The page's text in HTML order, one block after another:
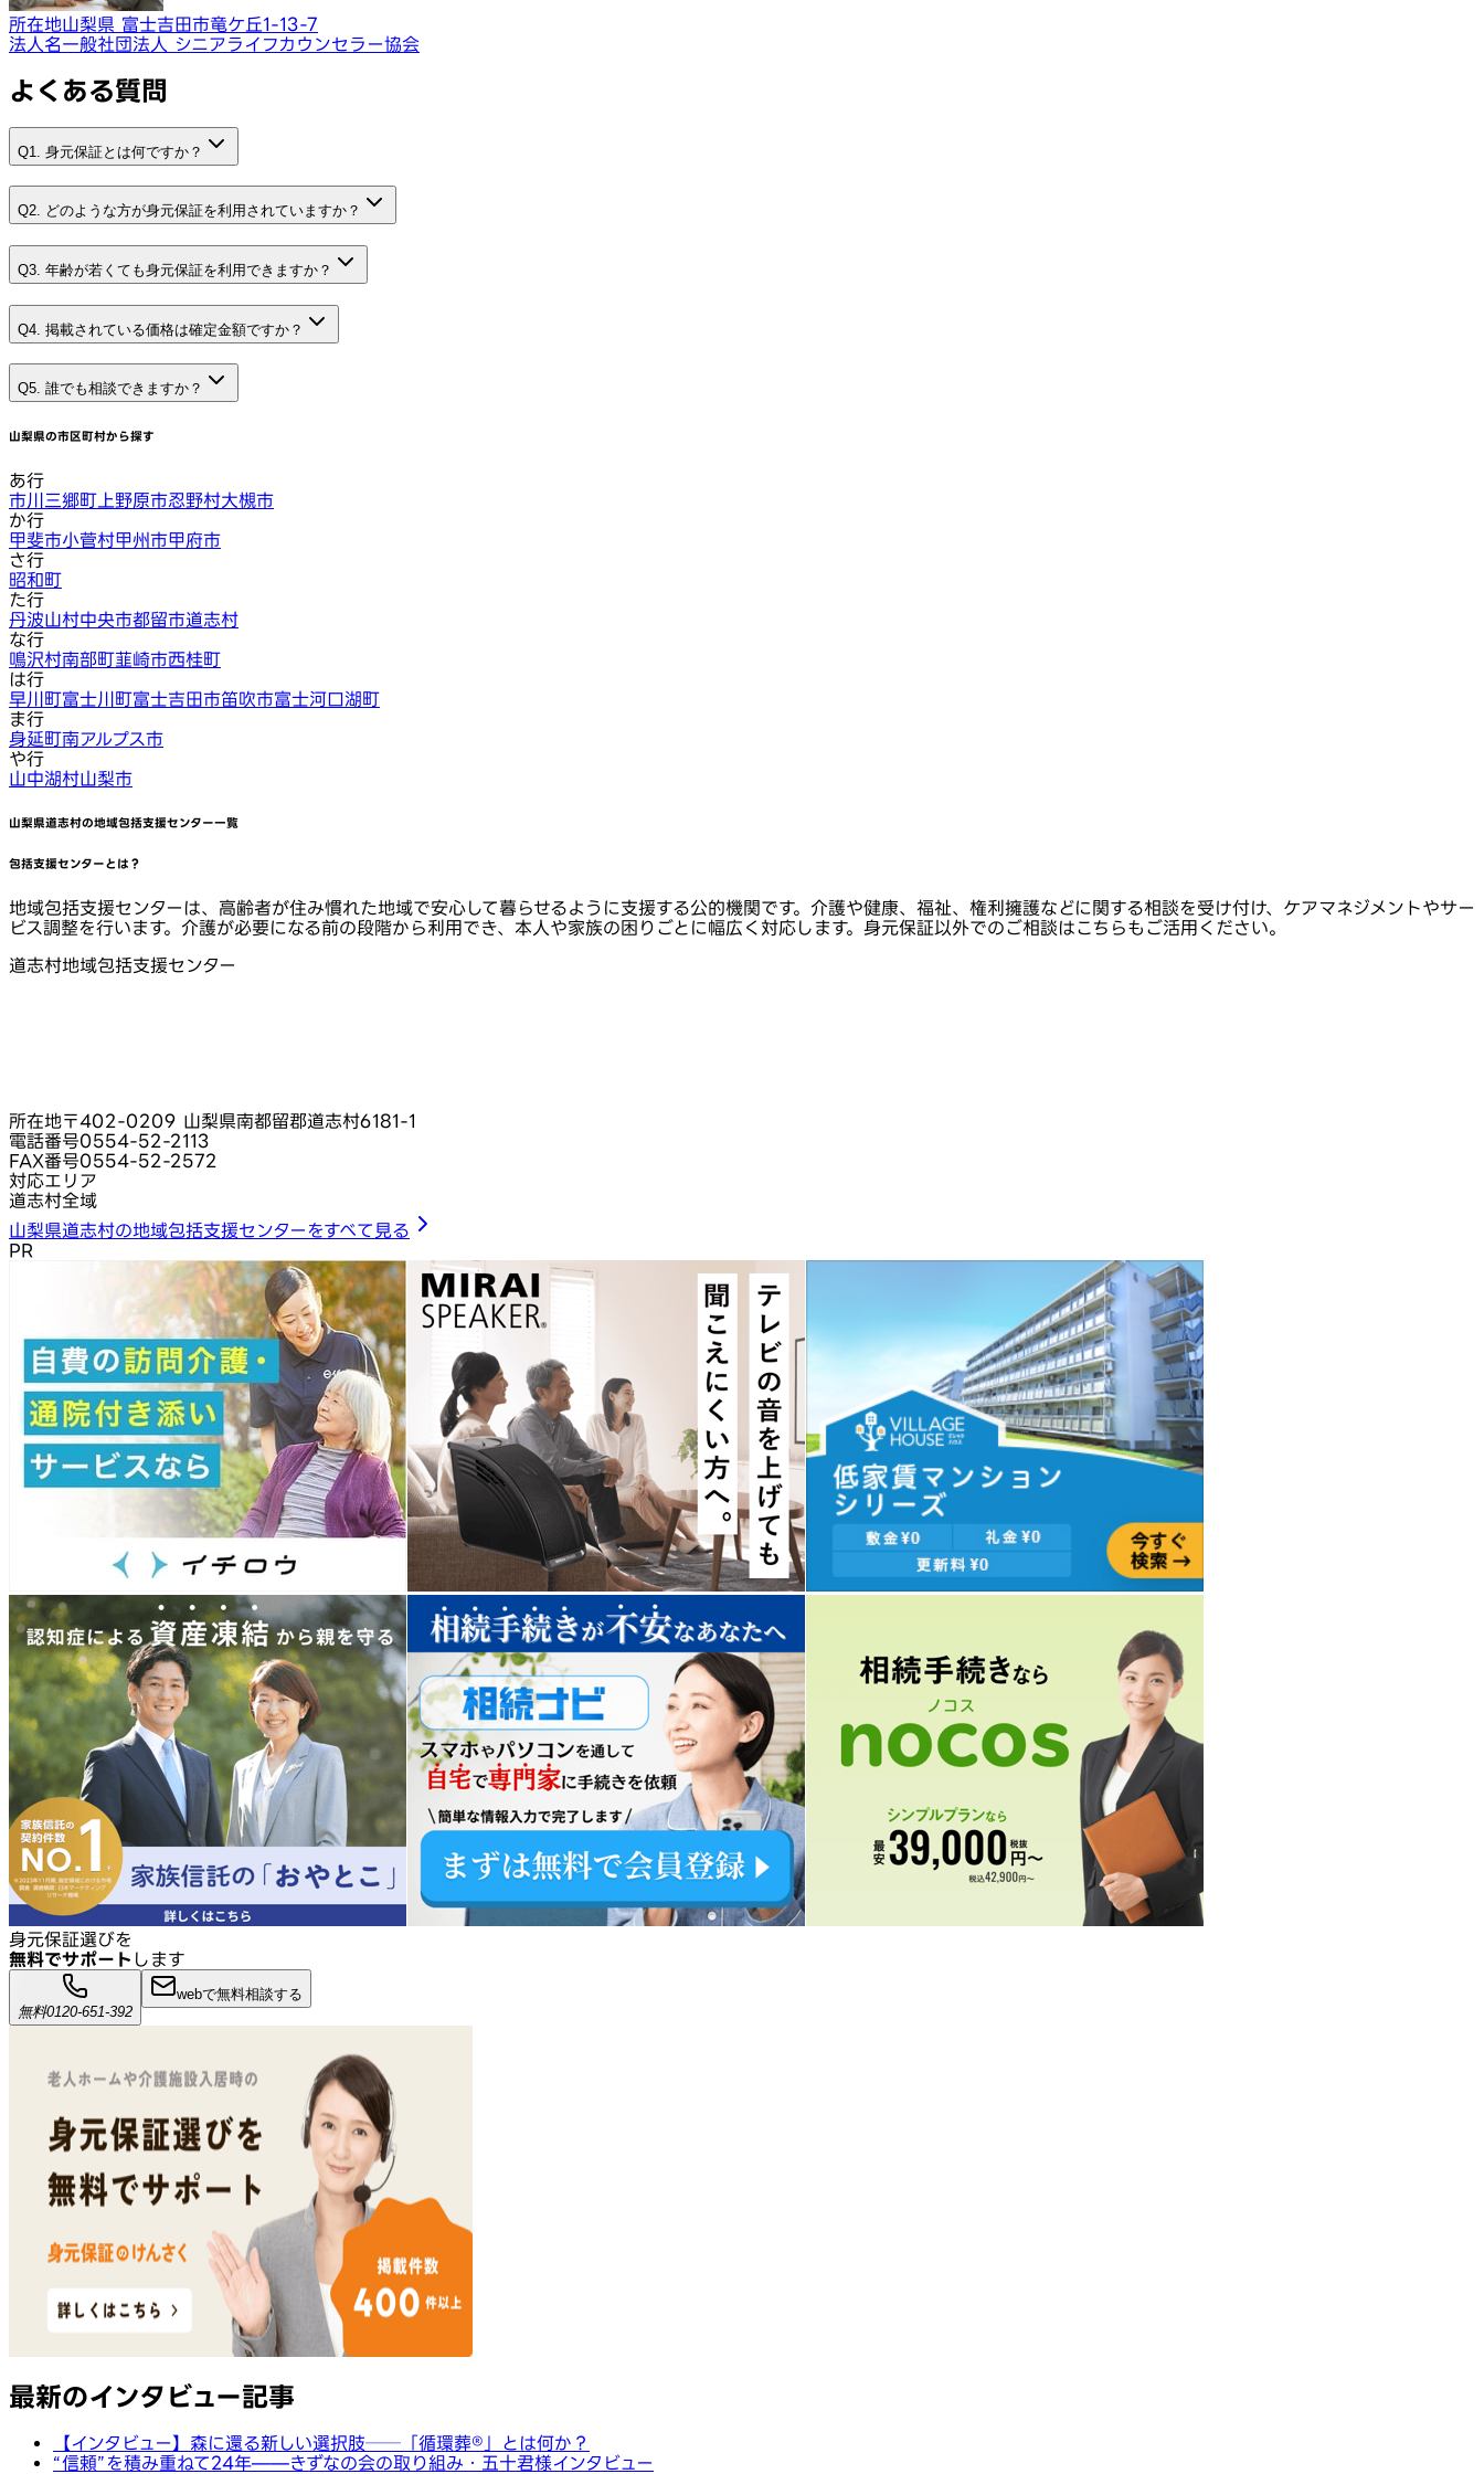
所在地山梨県 富士吉田市竜ケ丘1-13-7
法人名一般社団法人 シニアライフカウンセラー協会
よくある質問
Q1. 身元保証とは何ですか？
Q2. どのような方が身元保証を利用されていますか？
Q3. 年齢が若くても身元保証を利用できますか？
Q4. 掲載されている価格は確定金額ですか？
Q5. 誰でも相談できますか？
山梨県の市区町村から探す
あ行
市川三郷町 上野原市忍野村大槻市
か行
甲斐市小菅村甲州市甲府市
さ行
昭和町
た行
丹波山村中央市都留市道志村
な行
鳴沢村南部町韮崎市西桂町
は行
早川町富士川町富士吉田市笛吹市富士河口湖町
ま行
身延町南アルプス市
や行
山中湖村山梨市
山梨県道志村の地域包括支援センター一覧
包括支援センターとは？
地域包括支援センターは、高齢者が住み慣れた地域で安心して暮らせるように支援する公的機関です。介護や健康、福祉、権利擁護などに関する相談を受け付け、ケアマネジメントやサー
ビス調整を行います。介護が必要になる前の段階から利用でき、本人や家族の困りごとに幅広く対応します。身元保証以外でのご相談はこちらもご活用ください。
道志村地域包括支援センター
所在地〒402-0209 山梨県南都留郡道志村6181-1
電話番号0554-52-2113
FAX番号0554-52-2572
対応エリア
道志村全域
山梨県道志村の地域包括支援センターをすべて見る
PR
身元保証選びを
無料でサポート します
無料0120-651-392
webで無料相談する
最新のインタビュー記事
【インタビュー】森に還る新しい選択肢──「循環葬®︎」とは何か？
“信頼”を積み重ねて24年——きずなの会の取り組み・五十君様インタビュー